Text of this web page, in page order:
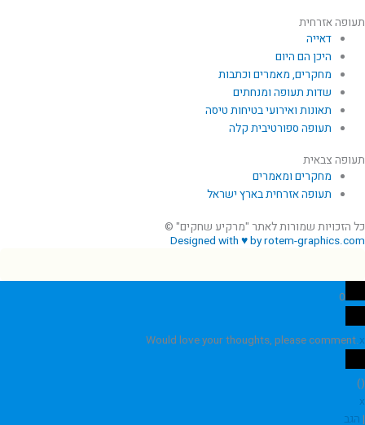
תעופה אזרחית
דאייה
היכן הם היום
מחקרים, מאמרים וכתבות
שדות תעופה ומנחתים
תאונות ואירועי בטיחות טיסה
תעופה ספורטיבית קלה
תעופה צבאית
מחקרים ומאמרים
תעופה אזרחית בארץ ישראל
כל הזכויות שמורות לאתר "מרקיע שחקים" ©
Designed with ♥ by rotem-graphics.com
0
Would love your thoughts, please comment.x
(
)
x
| הגב